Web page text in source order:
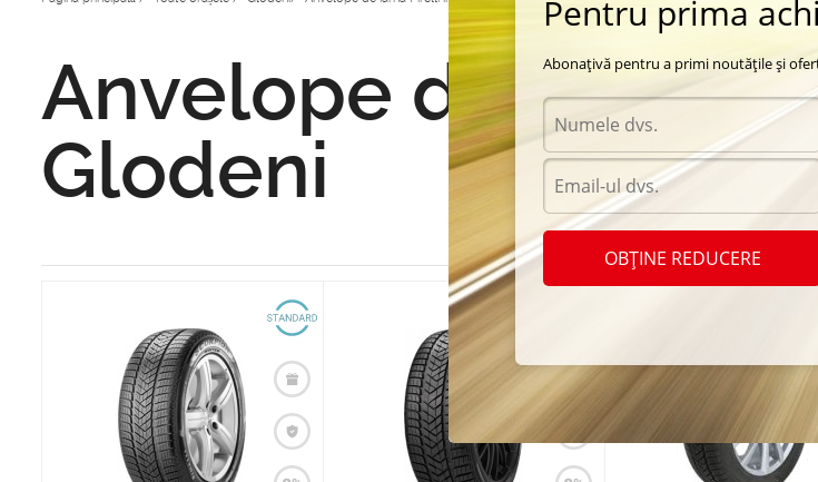
Anvelope de iarna
Glodeni
Pentru prima
Abonațivă pentru a primi noutățile și
OBȚINE REDUCERE